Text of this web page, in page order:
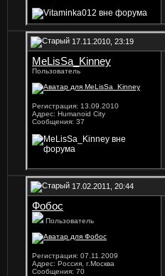
17.11.2010, 23:19
MeLisSa_Kinney
Пользователь
Регистрация: 13.09.2010
Адрес: Humanoid City
Сообщения: 37
17.02.2011, 20:44
Фобос
Пользователь
Регистрация: 07.11.2009
Адрес: Россия, г.Москва
Сообщения: 70